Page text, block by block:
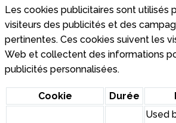
Les cookies publicitaires sont utilisés
visiteurs des publicités et des
pertinentes. Ces cookies suivent les
Web et collectent des informations
publicités personnalisées.
Cookie Durée
Used